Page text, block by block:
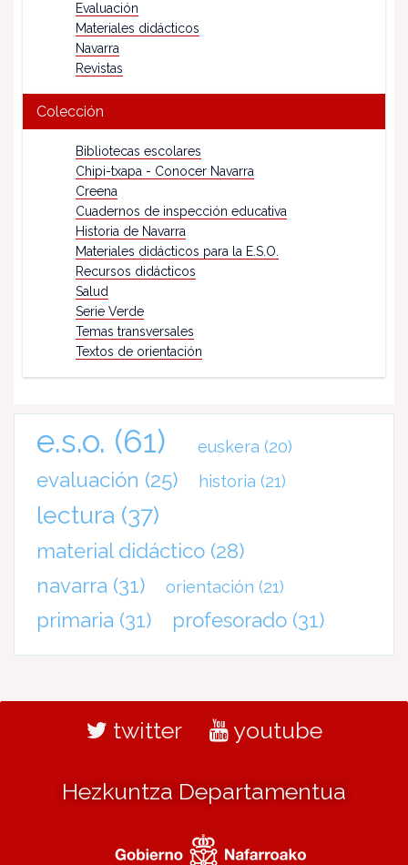
Evaluación
Materiales didácticos
Navarra
Revistas
Colección
Bibliotecas escolares
Chipi-txapa - Conocer Navarra
Creena
Cuadernos de inspección educativa
Historia de Navarra
Materiales didácticos para la E.S.O.
Recursos didácticos
Salud
Serie Verde
Temas transversales
Textos de orientación
e.s.o. (61) euskera (20)
evaluación (25) historia (21)
lectura (37)
material didáctico (28)
navarra (31) orientación (21)
primaria (31) profesorado (31)
twitter youtube
Hezkuntza Departamentua